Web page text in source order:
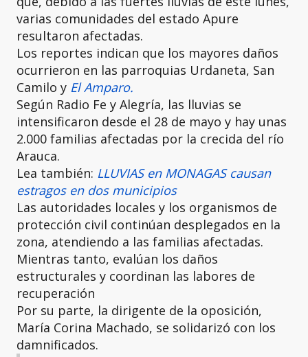
varias comunidades del estado Apure
resultaron afectadas.
Los reportes indican que los mayores daños
ocurrieron en las parroquias Urdaneta, San
Camilo y El Amparo.
Según Radio Fe y Alegría, las lluvias se
intensificaron desde el 28 de mayo y hay unas
2.000 familias afectadas por la crecida del río
Arauca.
Lea también: LLUVIAS en MONAGAS causan
estragos en dos municipios
Las autoridades locales y los organismos de
protección civil continúan desplegados en la
zona, atendiendo a las familias afectadas.
Mientras tanto, evalúan los daños
estructurales y coordinan las labores de
recuperación
Por su parte, la dirigente de la oposición,
María Corina Machado, se solidarizó con los
damnificados.